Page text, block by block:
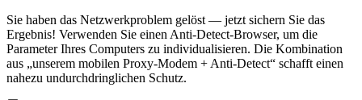
Sie haben das Netzwerkproblem gelöst — jetzt sichern Sie das
Ergebnis! Verwenden Sie einen Anti-Detect-Browser, um die
Parameter Ihres Computers zu individualisieren. Die Kombination
aus „unserem mobilen Proxy-Modem + Anti-Detect“ schafft einen
nahezu undurchdringlichen Schutz.